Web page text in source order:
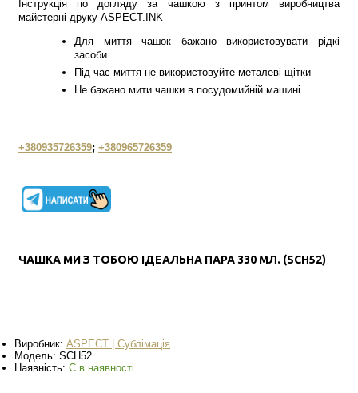
Інструкція по догляду за чашкою з принтом виробництва
майстерні друку ASPECT.INK
Для миття чашок бажано використовувати рідкі
засоби.
Під час миття не використовуйте металеві щітки
Не бажано мити чашки в посудомийній машині
+380935726359; +380965726359
ЧАШКА МИ З ТОБОЮ ІДЕАЛЬНА ПАРА 330 МЛ. (SCH52)
Виробник: ASPECT | Сублімація
Модель: SCH52
Наявність: Є в наявності